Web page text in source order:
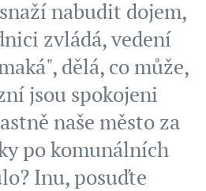
nabudit dojem,
zvládá, vedení
dělá, co může,
jsou spokojeni
naše město za
po komunálních
Inu, posuďte